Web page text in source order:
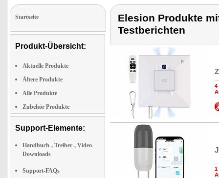
Startseite
Produkt-Übersicht:
Aktuelle Produkte
Ältere Produkte
Alle Produkte
Zubehör Produkte
Support-Elemente:
Handbuch-, Treiber-, Video-
Downloads
Support-FAQs
Elesion Produkte
Testberichten
4
1